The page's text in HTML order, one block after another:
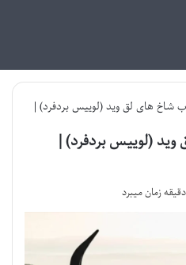
شاخ های لق وید (لوییس بردفرد) |
(لوییس بردفرد) |